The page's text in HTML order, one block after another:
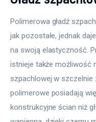
Polimerowa gładź
jak pozostałe, jednak
na swoją elastyczność.
istnieje także możliwość
szpachlowej w szczelnie
polimerowe posiadają
konstrukcyjne ścian niż